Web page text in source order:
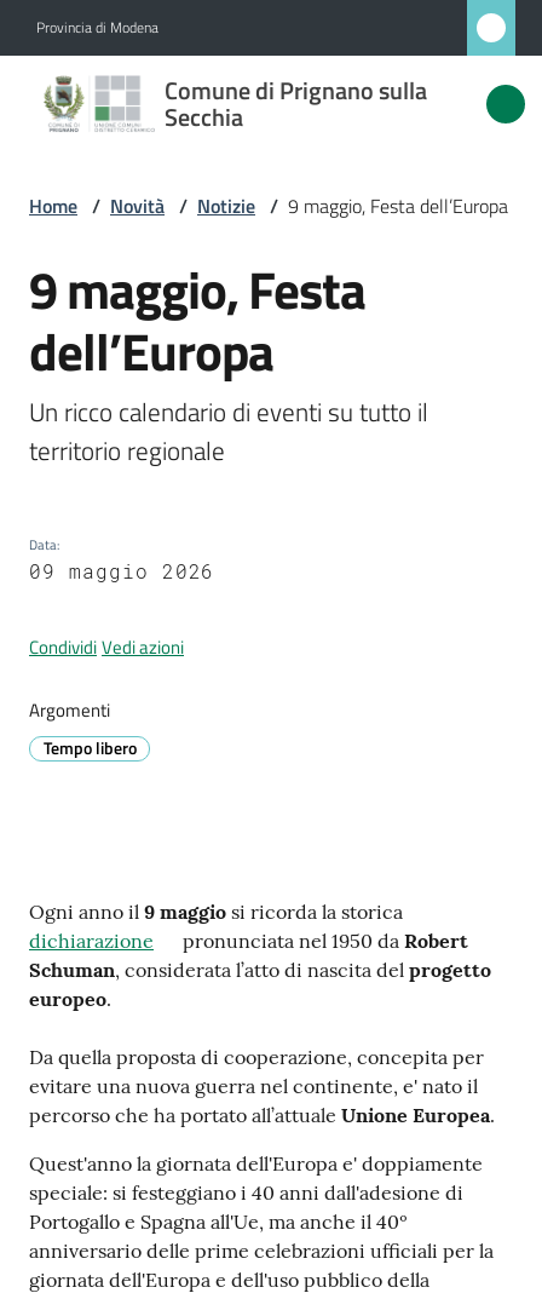
Provincia di Modena
Comune di Prignano sulla
Secchia
Comune
di
sulla
Secchia
Amministrazione
Novità
Menu selezionato
Servizi
Vivere
Prignano
t
a
z
i
n
e
a
p
p
u
n
t
Home / Novità / Notizie / 9 maggio, Festa dell’Europa
Salta al contenuto
9 maggio, Festa
dell’Europa
Un ricco calendario di eventi su tutto il
territorio regionale
Data:
09 maggio 2026
CondividiVedi azioni
Argomenti
Tempo libero
Contenuto
Ogni anno il 9 maggio si ricorda la storica
dichiarazione
pronunciata nel 1950 da Robert
Schuman, considerata l’atto di nascita del progetto
europeo.
Da quella proposta di cooperazione, concepita per
evitare una nuova guerra nel continente, e' nato il
percorso che ha portato all’attuale Unione Europea.
Quest'anno la giornata dell'Europa e' doppiamente
speciale: si festeggiano i 40 anni dall'adesione di
Portogallo e Spagna all'Ue, ma anche il 40º
anniversario delle prime celebrazioni ufficiali per la
giornata dell'Europa e dell'uso pubblico della